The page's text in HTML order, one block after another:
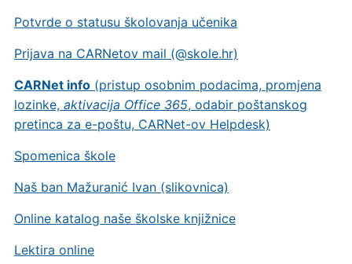
Potvrde o statusu školovanja učenika
Prijava na CARNetov mail (@skole.hr)
CARNet info(pristup osobnim podacima, promjena
lozinke, aktivacija Office 365, odabir poštanskog
pretinca za e-poštu, CARNet-ov Helpdesk)
Spomenica škole
Naš ban Mažuranić Ivan (slikovnica)
Online katalog naše školske knjižnice
Lektira online